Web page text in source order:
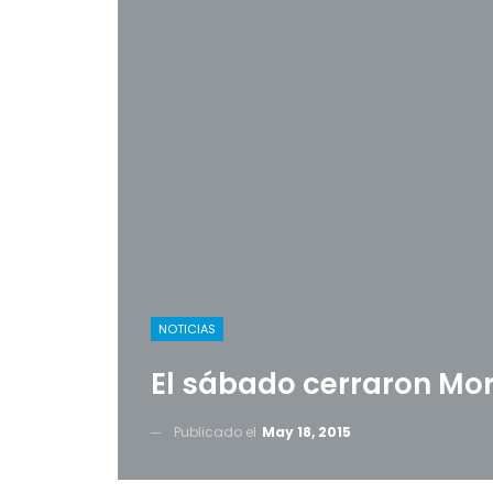
NOTICIAS
El sábado cerraron
Publicado el May 18, 2015